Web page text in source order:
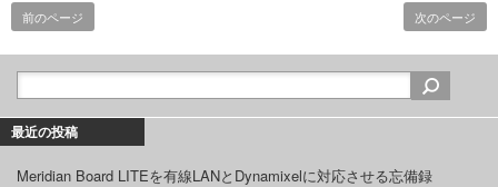
前のページ 次のページ
最近の投稿
Meridian Board LITEを有線LANとDynamixelに対応させる忘備録